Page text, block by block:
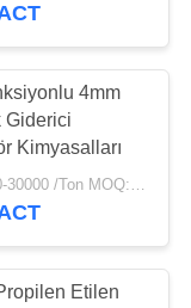
10
4mm
Giderici
Kimyasalları
USD3000-30000 /Ton MOQ:1 kg
Etilen